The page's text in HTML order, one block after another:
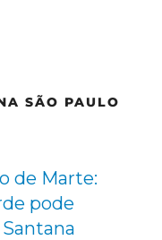
SÃO PAULO
de Marte:
pode